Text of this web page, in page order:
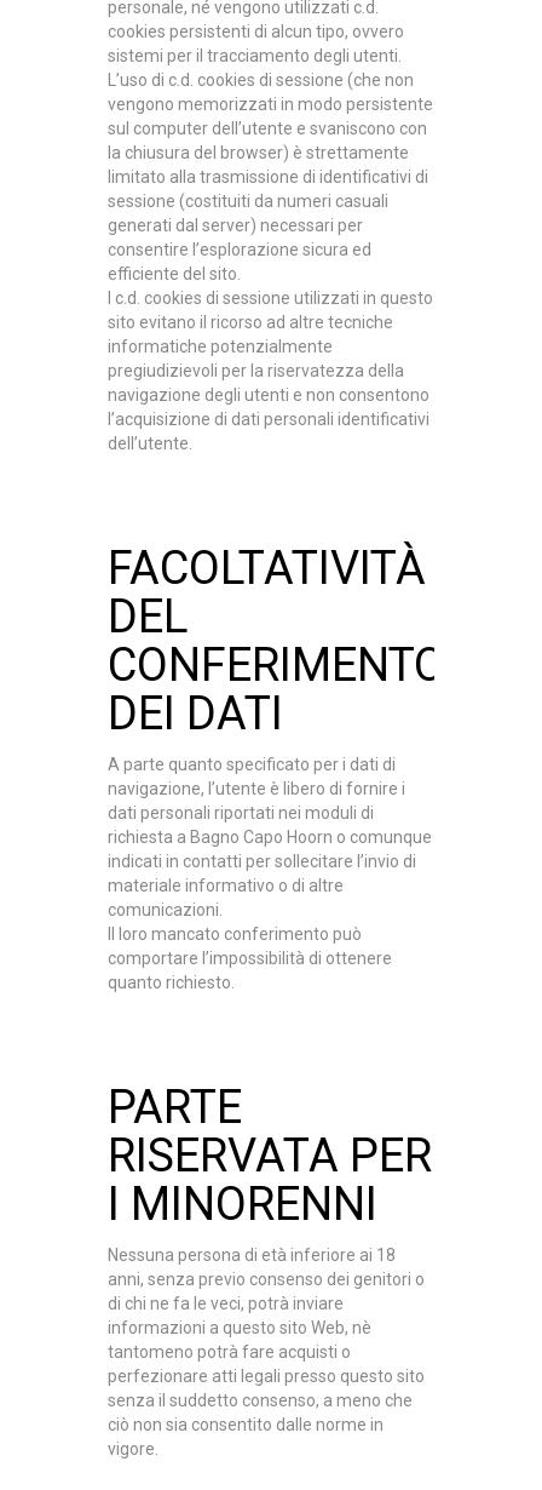
personale, né vengono utilizzati c.d.
cookies persistenti di alcun tipo, ovvero
sistemi per il tracciamento degli utenti.
L’uso di c.d. cookies di sessione (che non
vengono memorizzati in modo persistente
sul computer dell’utente e svaniscono con
la chiusura del browser) è strettamente
limitato alla trasmissione di identificativi di
sessione (costituiti da numeri casuali
generati dal server) necessari per
consentire l’esplorazione sicura ed
efficiente del sito.
I c.d. cookies di sessione utilizzati in questo
sito evitano il ricorso ad altre tecniche
informatiche potenzialmente
pregiudizievoli per la riservatezza della
navigazione degli utenti e non consentono
l’acquisizione di dati personali identificativi
dell’utente.
FACOLTATIVITÀ
DEL
CONFERIMENTO
DEI DATI
A parte quanto specificato per i dati di
navigazione, l’utente è libero di fornire i
dati personali riportati nei moduli di
richiesta a Bagno Capo Hoorn o comunque
indicati in contatti per sollecitare l’invio di
materiale informativo o di altre
comunicazioni.
Il loro mancato conferimento può
comportare l’impossibilità di ottenere
quanto richiesto.
PARTE
RISERVATA PER
I MINORENNI
Nessuna persona di età inferiore ai 18
anni, senza previo consenso dei genitori o
di chi ne fa le veci, potrà inviare
informazioni a questo sito Web, nè
tantomeno potrà fare acquisti o
perfezionare atti legali presso questo sito
senza il suddetto consenso, a meno che
ciò non sia consentito dalle norme in
vigore.